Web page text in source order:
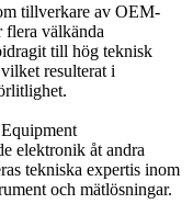
tillverkare av OEM-
välkända
till hög teknisk
resulterat i
elektronik åt andra
tekniska expertis inom
och mätlösningar.